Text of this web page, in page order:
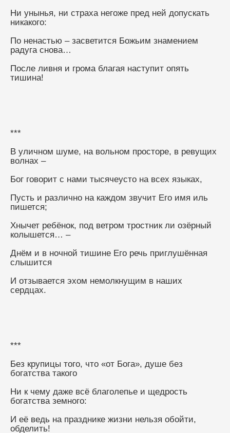
Ни унынья, ни страха негоже пред ней допускать
никакого:
По ненастью – засветится Божьим знамением
радуга снова…
После ливня и грома благая наступит опять
тишина!
***
В уличном шуме, на вольном просторе, в ревущих
волнах –
Бог говорит с нами тысячеусто на всех языках,
Пусть и различно на каждом звучит Его имя иль
пишется;
Хнычет ребёнок, под ветром тростник ли озёрный
колышется… –
Днём и в ночной тишине Его речь приглушённая
слышится
И отзывается эхом немолкнущим в наших
сердцах.
***
Без крупицы того, что «от Бога», душе без
богатства такого
Ни к чему даже всё благолепье и щедрость
богатства земного:
И её ведь на празднике жизни нельзя обойти,
обделить!